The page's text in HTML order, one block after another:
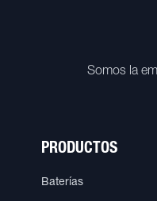
Somos la
PRODUCTOS
Baterías